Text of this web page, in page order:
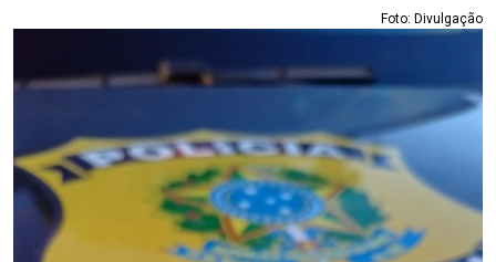
Foto: Divulgação